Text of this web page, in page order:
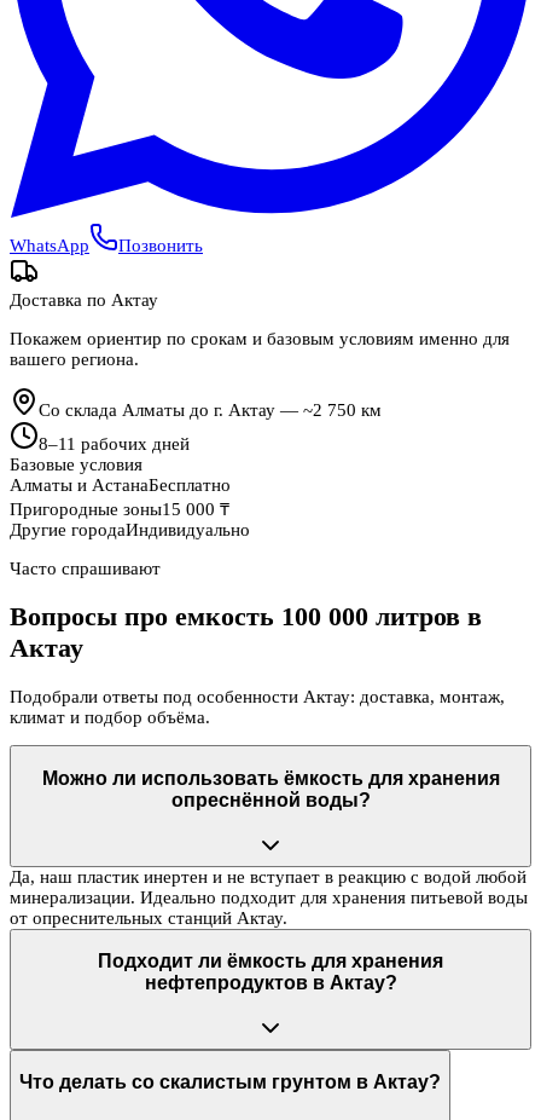
WhatsApp Позвонить
Доставка по Актау
Покажем ориентир по срокам и базовым условиям именно для
вашего региона.
Со склада Алматы до г. Актау — ~2 750 км
8–11 рабочих дней
Базовые условия
Алматы и АстанаБесплатно
Пригородные зоны15 000 ₸
Другие городаИндивидуально
Часто спрашивают
Вопросы про емкость 100 000 литров в
Актау
Подобрали ответы под особенности Актау: доставка, монтаж,
климат и подбор объёма.
Можно ли использовать ёмкость для хранения
опреснённой воды?
Да, наш пластик инертен и не вступает в реакцию с водой любой
минерализации. Идеально подходит для хранения питьевой воды
от опреснительных станций Актау.
Подходит ли ёмкость для хранения
нефтепродуктов в Актау?
Что делать со скалистым грунтом в Актау?